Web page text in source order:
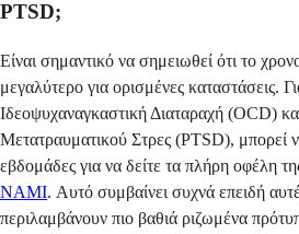
PTSD;
Είναι σημαντικό να σημειωθεί ότι το
μεγαλύτερο για ορισμένες καταστάσεις.
Ιδεοψυχαναγκαστική Διαταραχή (OCD)
Μετατραυματικού Στρες (PTSD), μπορεί
εβδομάδες για να δείτε τα πλήρη οφέλη
NAMI. Αυτό συμβαίνει συχνά επειδή
περιλαμβάνουν πιο βαθιά ριζωμένα